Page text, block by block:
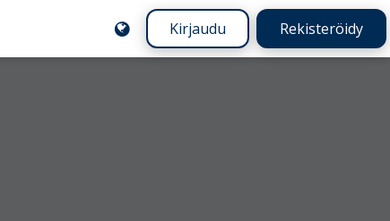
Kirjaudu Rekisteröidy